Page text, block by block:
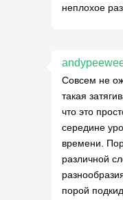
неплохое
Совсем не
такая
что это
середине
времени.
различной
порой